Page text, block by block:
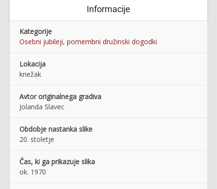
Informacije
Kategorije
Osebni jubileji, pomembni družinski dogodki
Lokacija
knežak
Avtor originalnega gradiva
Jolanda Slavec
Obdobje nastanka slike
20. stoletje
Čas, ki ga prikazuje slika
ok. 1970